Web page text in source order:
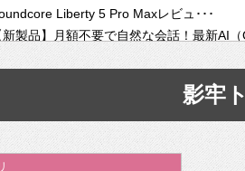
Liberty 5 Pro Maxレビュ･･･
新製品】月額不要で自然な会話！最新AI
次世代の没入感と生産性】VITURE Luma
折率8割の壁をAIで突破。ジャストシステ
年のバレンタインは「自分で作って、
影牢